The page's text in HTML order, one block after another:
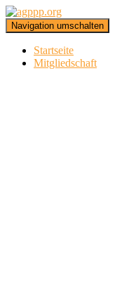
Navigation umschalten
Startseite
Mitgliedschaft